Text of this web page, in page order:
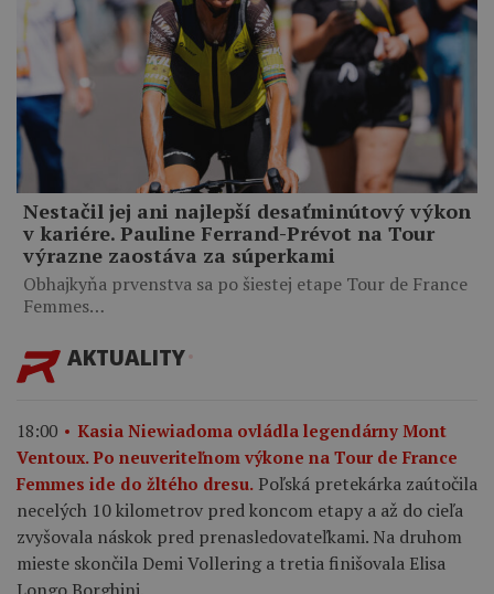
Nestačil jej ani najlepší desaťminútový výkon
v kariére. Pauline Ferrand-Prévot na Tour
výrazne zaostáva za súperkami
Obhajkyňa prvenstva sa po šiestej etape Tour de France
Femmes…
AKTUALITY
18:00
Kasia Niewiadoma ovládla legendárny Mont
Ventoux. Po neuveriteľnom výkone na Tour de France
Femmes ide do žltého dresu. Poľská pretekárka zaútočila
necelých 10 kilometrov pred koncom etapy a až do cieľa
zvyšovala náskok pred prenasledovateľkami. Na druhom
mieste skončila Demi Vollering a tretia finišovala Elisa